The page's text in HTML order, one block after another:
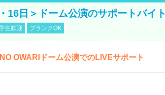
16日＞ドーム公演のサポートバイト
生歓迎 ブランクOK
OWARIドーム公演でのLIVEサポート